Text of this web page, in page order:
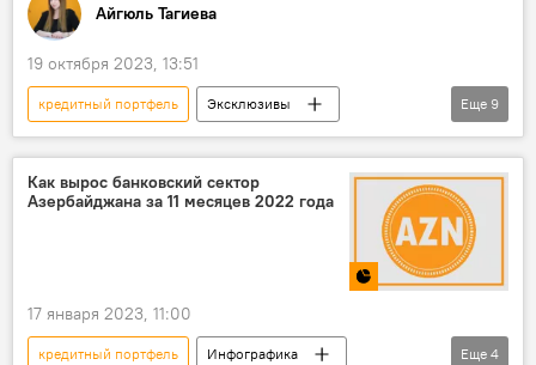
Айгюль Тагиева
19 октября 2023, 13:51
кредитный портфель
Эксклюзивы
Центральный банк Азербайджана
Muganbank
Отзыв лицензии
Капитал
Вклады
Физические лица
Еще 9
Как вырос банковский сектор
Азербайджана за 11 месяцев 2022 года
17 января 2023, 11:00
кредитный портфель
Инфографика
Еще 4